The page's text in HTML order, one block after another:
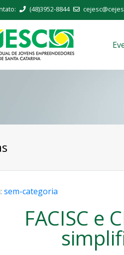
(48)3952-8844
sem-categoria
FACISC e